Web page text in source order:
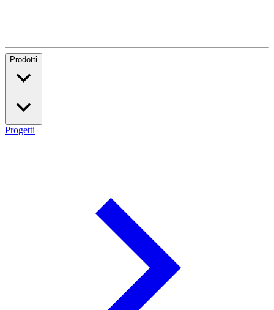
Prodotti
Progetti